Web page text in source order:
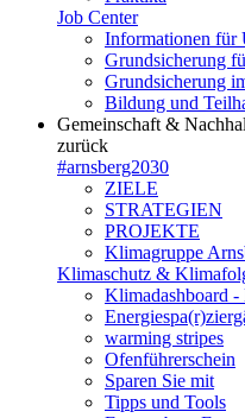
Job Center
Informationen für
Grundsicherung
Grundsicherung
Bildung und
Gemeinschaft &
zurück
#arnsberg2030
ZIELE
STRATEGIEN
PROJEKTE
Klimagruppe
Klimaschutz &
Klimadashboard
warming stripes
Ofenführerschein
Sparen Sie mit
Tipps und Tools